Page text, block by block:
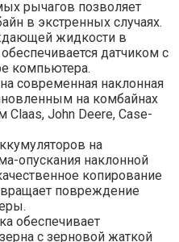
рычагов позволяет
в экстренных случаях.
жидкости в
датчиком с
компьютера.
современная наклонная
на комбайнах
John Deere, Case-
на
опускания наклонной
копирование
повреждение
обеспечивает
с зерновой жаткой